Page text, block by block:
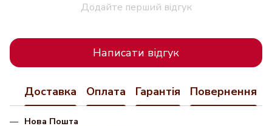
Додайте перший відгук
Написати відгук
Доставка Оплата Гарантія Повернення
Нова Пошта